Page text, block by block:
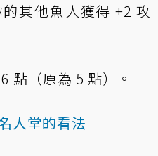
其他魚人獲得 +2 攻
點（原為 5 點）。
人堂的看法